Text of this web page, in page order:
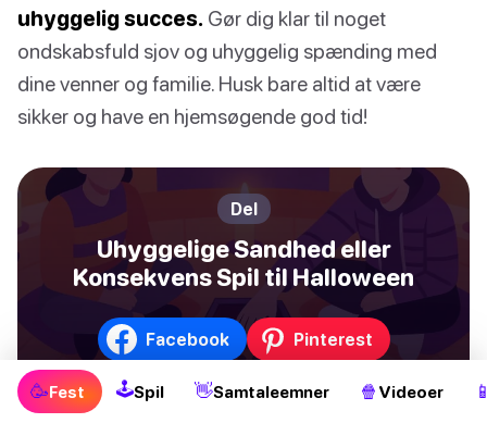
uhyggelig succes. Gør dig klar til noget
ondskabsfuld sjov og uhyggelig spænding med
dine venner og familie. Husk bare altid at være
sikker og have en hjemsøgende god tid!
Del
Uhyggelige Sandhed eller
Konsekvens Spil til Halloween
Facebook Pinterest
Twitter / X WhatsApp
🥳Fest 🕹Spil 👋Samtaleemner 🍿 Videoer